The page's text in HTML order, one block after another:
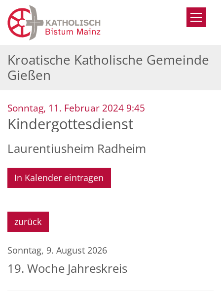
Zum Inhalt springen
Kroatische Katholische Gemeinde
Gießen
Sonntag, 11. Februar 2024 9:45
Kindergottesdienst
Laurentiusheim Radheim
In Kalender eintragen
zurück
Sonntag, 9. August 2026
19. Woche Jahreskreis